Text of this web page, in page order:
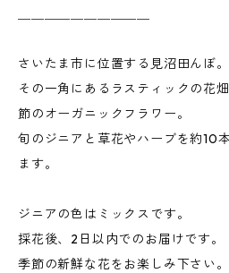
さいたま市に位置する見沼田んぼ。
その一角にあるラスティックの花
節のオーガニックフラワー。
旬のジニアと草花やハーブを約10
ます。
ジニアの色はミックスです。
採花後、2日以内でのお届けです。
季節の新鮮な花をお楽しみ下さい。